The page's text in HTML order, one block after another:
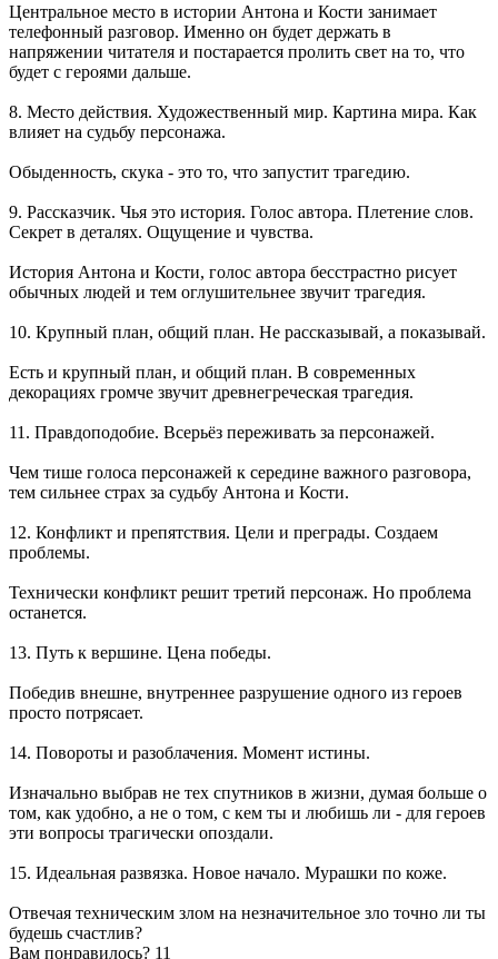
Центральное место в истории Антона и Кости занимает
телефонный разговор. Именно он будет держать в
напряжении читателя и постарается пролить свет на то, что
будет с героями дальше.
8. Место действия. Художественный мир. Картина мира. Как
влияет на судьбу персонажа.
Обыденность, скука - это то, что запустит трагедию.
9. Рассказчик. Чья это история. Голос автора. Плетение слов.
Секрет в деталях. Ощущение и чувства.
История Антона и Кости, голос автора бесстрастно рисует
обычных людей и тем оглушительнее звучит трагедия.
10. Крупный план, общий план. Не рассказывай, а показывай.
Есть и крупный план, и общий план. В современных
декорациях громче звучит древнегреческая трагедия.
11. Правдоподобие. Всерьёз переживать за персонажей.
Чем тише голоса персонажей к середине важного разговора,
тем сильнее страх за судьбу Антона и Кости.
12. Конфликт и препятствия. Цели и преграды. Создаем
проблемы.
Технически конфликт решит третий персонаж. Но проблема
останется.
13. Путь к вершине. Цена победы.
Победив внешне, внутреннее разрушение одного из героев
просто потрясает.
14. Повороты и разоблачения. Момент истины.
Изначально выбрав не тех спутников в жизни, думая больше о
том, как удобно, а не о том, с кем ты и любишь ли - для героев
эти вопросы трагически опоздали.
15. Идеальная развязка. Новое начало. Мурашки по коже.
Отвечая техническим злом на незначительное зло точно ли ты
будешь счастлив?
Вам понравилось? 11